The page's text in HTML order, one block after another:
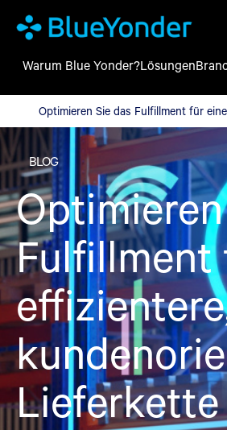
Optimieren Sie das Fulfillment für eine
Warum Blue Yonder?Lösungen
Optimieren Sie das Fulfillment für
BLOG
Fulfillment